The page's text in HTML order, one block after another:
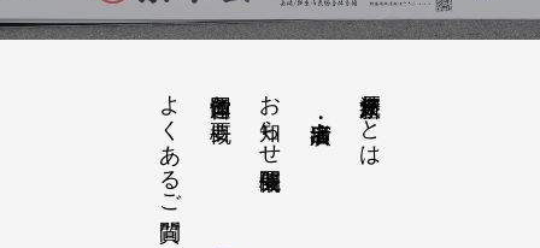
大江戸新座祭りとは
お知らせ開催概要
運営団体と概要
よくあるご質問